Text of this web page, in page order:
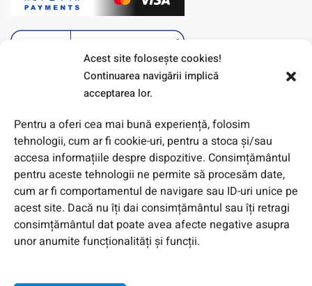
Acest site foloseşte cookies!
Continuarea navigării implică
acceptarea lor.
Pentru a oferi cea mai bună experiență, folosim
tehnologii, cum ar fi cookie-uri, pentru a stoca și/sau
accesa informațiile despre dispozitive. Consimțământul
pentru aceste tehnologii ne permite să procesăm date,
cum ar fi comportamentul de navigare sau ID-uri unice pe
acest site. Dacă nu îți dai consimțământul sau îți retragi
consimțământul dat poate avea afecte negative asupra
unor anumite funcționalități și funcții.
© 2026 Toate Drepturile Rezervate de Genway Romania